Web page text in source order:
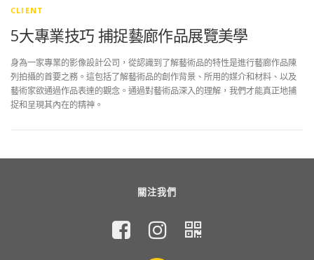
CLIENT
5大專業技巧 捕捉藝廊作品展覽美學
身為一家專業的影像設計公司，從認識到了解藝術品的特性是進行藝廊作品陳
列拍攝的首要之務。這包括了解藝術品的創作背景、所用的媒介和材料、以及
藝術家欲通過作品表達的觀念。通過對藝術品深入的理解，我們才能真正地捕
捉和呈現其內在的精神。
關注我們